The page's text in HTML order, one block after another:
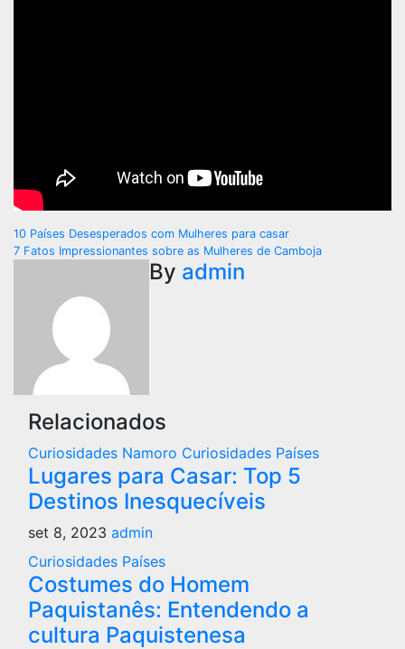
Navegação
Post
10 Países Desesperados com Mulheres para casar
7 Fatos Impressionantes sobre as Mulheres de Camboja
By admin
Relacionados
Curiosidades Namoro Curiosidades Países
Lugares para Casar: Top 5
Destinos Inesquecíveis
set 8, 2023 admin
Curiosidades Países
Costumes do Homem
Paquistanês: Entendendo a
cultura Paquistenesa